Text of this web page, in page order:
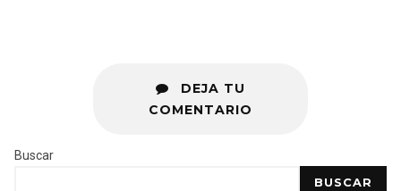
DEJA TU
COMENTARIO
Buscar
BUSCAR